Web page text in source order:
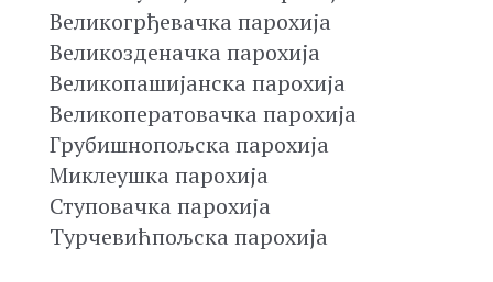
Великогрђевачка парохија
Великозденачка парохија
Великопашијанска парохија
Великоператовачка парохија
Грубишнопољска парохија
Миклеушка парохија
Ступовачка парохија
Турчевићпољска парохија